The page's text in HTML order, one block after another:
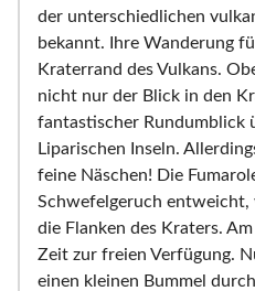
der unterschiedlichen
bekannt. Ihre Wanderung
Kraterrand des Vulkans.
nicht nur der Blick in den
fantastischer Rundumblick
Liparischen Inseln.
feine Näschen! Die
Schwefelgeruch entweicht,
die Flanken des Kraters.
Zeit zur freien Verfügung.
einen kleinen Bummel